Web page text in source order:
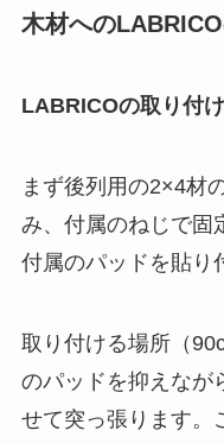
木材への
LABRICOの取り付
まず後列用の2×4材
み、付属のねじで固
付属のパッドを貼り
取り付ける場所（
のパッドを抑えなが
せて突っ張ります。